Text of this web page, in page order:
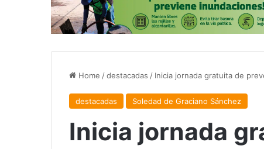
Home /destacadas / Inicia jornada gratuita de
destacadas Soledad de Graciano Sánchez
Inicia jornada